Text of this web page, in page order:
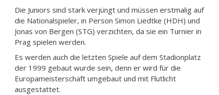
Die Juniors sind stark verjüngt und müssen erstmalig auf
die Nationalspieler, in Person Simon Liedtke (HDH) und
Jonas von Bergen (STG) verzichten, da sie ein Turnier in
Prag spielen werden.
Es werden auch die letzten Spiele auf dem Stadionplatz
der 1999 gebaut wurde sein, denn er wird für die
Europameisterschaft umgebaut und mit Flutlicht
ausgestattet.